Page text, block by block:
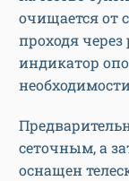
очищается от
проходя
индикатор
сеточным, а
оснащен